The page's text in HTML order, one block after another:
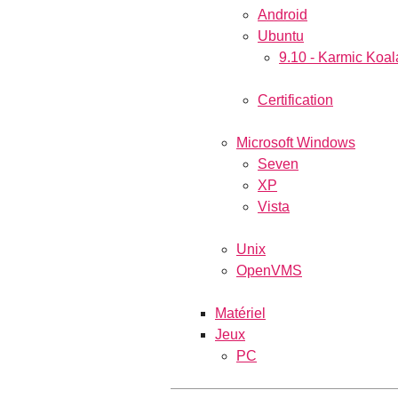
Android
Ubuntu
9.10 - Karmic
Certification
Microsoft Windows
Seven
XP
Vista
Unix
OpenVMS
Matériel
Jeux
PC